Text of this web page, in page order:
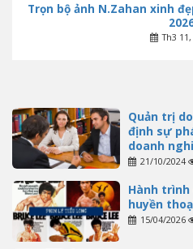
Trọn bộ ảnh N.Zahan xinh
Th3
Quản trị
định sự
doanh
21/10/2024
Hành
huyền
15/04/2026